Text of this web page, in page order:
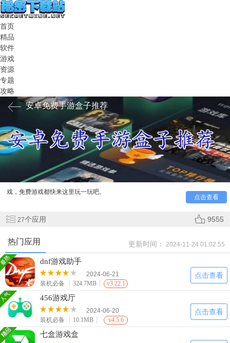
首页
精品
软件
游戏
资源
专题
攻略
安卓免费手游盒子推荐
点击查看
安卓免费手游盒子推荐给你，广大玩家们在线去搜索各个
不同类型的游戏吧，全品类的手游资源源源不断的更新，免费
游戏想玩就能玩，而且你们还能在任何时刻获取更精品的游
27个应用 9555
热门应用 更新时间： 2024-11-24 01:02:55
dnf游戏助手
2024-06-21
装机必备
324.7MB v3.22.1
点击查看
456游戏厅
2024-06-20
装机必备
10.1MB v4.5.6
点击查看
七盒游戏盒